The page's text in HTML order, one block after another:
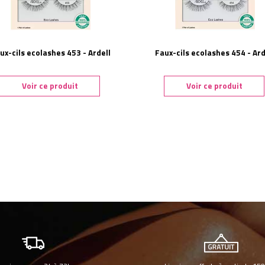
cils ecolashes 453 - Ardell
Voir ce produit
Faux-cils ecolashes 454 -
Voir ce produit